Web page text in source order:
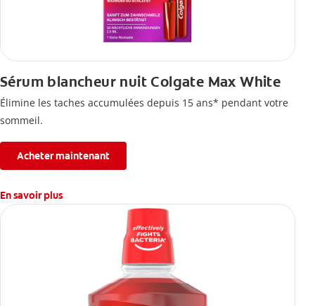
Sérum blancheur nuit Colgate Max White
Élimine les taches accumulées depuis 15 ans* pendant votre
sommeil.
Acheter maintenant
En savoir plus